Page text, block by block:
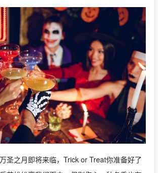
圣之月即将来临，Trick or Treat你准备好了